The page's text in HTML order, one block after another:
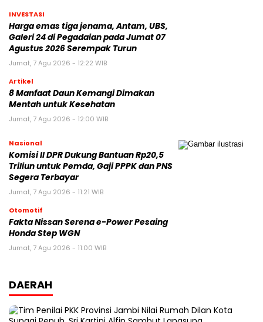
INVESTASI
Harga emas tiga jenama, Antam, UBS,
Galeri 24 di Pegadaian pada Jumat 07
Agustus 2026 Serempak Turun
Jumat, 7 Agu 2026 - 12:22 WIB
Artikel
8 Manfaat Daun Kemangi Dimakan
Mentah untuk Kesehatan
Jumat, 7 Agu 2026 - 12:00 WIB
Nasional
Komisi II DPR Dukung Bantuan Rp20,5
Triliun untuk Pemda, Gaji PPPK dan PNS
Segera Terbayar
Jumat, 7 Agu 2026 - 11:21 WIB
Otomotif
Fakta Nissan Serena e-Power Pesaing
Honda Step WGN
Jumat, 7 Agu 2026 - 11:00 WIB
DAERAH